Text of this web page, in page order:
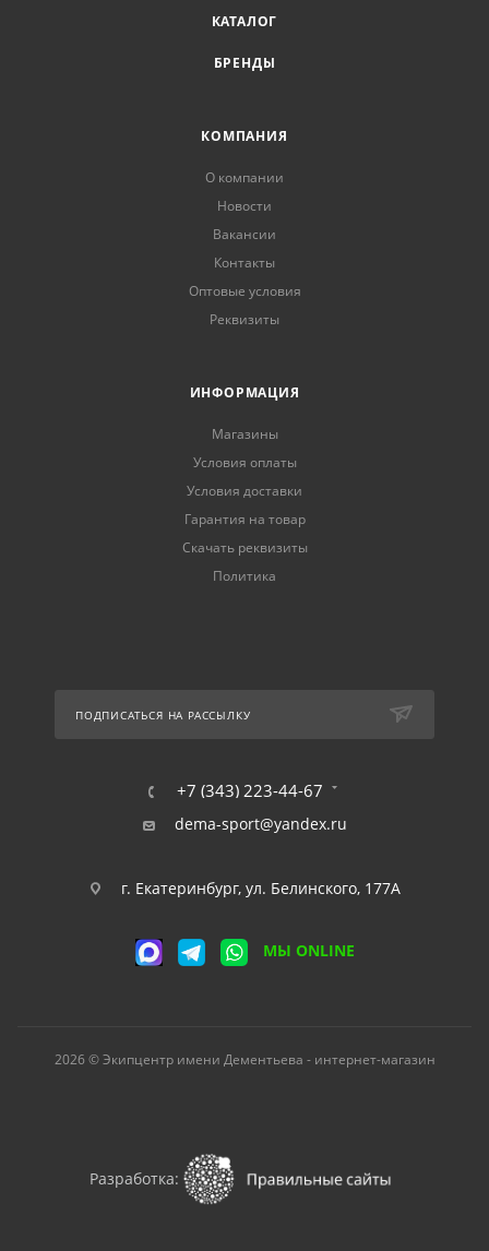
КАТАЛОГ
БРЕНДЫ
КОМПАНИЯ
О компании
Новости
Вакансии
Контакты
Оптовые условия
Реквизиты
ИНФОРМАЦИЯ
Магазины
Условия оплаты
Условия доставки
Гарантия на товар
Скачать реквизиты
Политика
ПОДПИСАТЬСЯ НА РАССЫЛКУ
+7 (343) 223-44-67
dema-sport@yandex.ru
г. Екатеринбург, ул. Белинского, 177А
МЫ ONLINE
2026 © Экипцентр имени Дементьева - интернет-магазин
Разработка: